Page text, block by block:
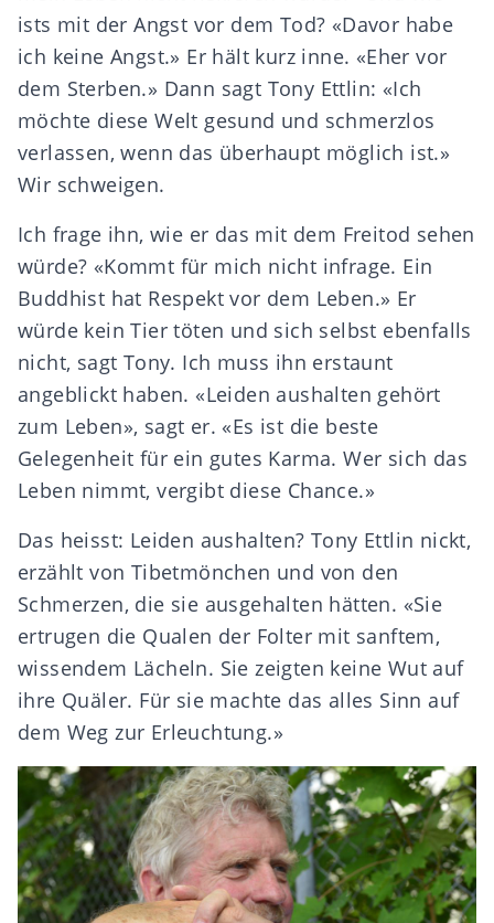
ists mit der Angst vor dem Tod? «Davor habe
ich keine Angst.» Er hält kurz inne. «Eher vor
dem Sterben.» Dann sagt Tony Ettlin: «Ich
möchte diese Welt gesund und schmerzlos
verlassen, wenn das überhaupt möglich ist.»
Wir schweigen.
Ich frage ihn, wie er das mit dem Freitod sehen
würde? «Kommt für mich nicht infrage. Ein
Buddhist hat Respekt vor dem Leben.» Er
würde kein Tier töten und sich selbst ebenfalls
nicht, sagt Tony. Ich muss ihn erstaunt
angeblickt haben. «Leiden aushalten gehört
zum Leben», sagt er. «Es ist die beste
Gelegenheit für ein gutes Karma. Wer sich das
Leben nimmt, vergibt diese Chance.»
Das heisst: Leiden aushalten? Tony Ettlin nickt,
erzählt von Tibetmönchen und von den
Schmerzen, die sie ausgehalten hätten. «Sie
ertrugen die Qualen der Folter mit sanftem,
wissendem Lächeln. Sie zeigten keine Wut auf
ihre Quäler. Für sie machte das alles Sinn auf
dem Weg zur Erleuchtung.»